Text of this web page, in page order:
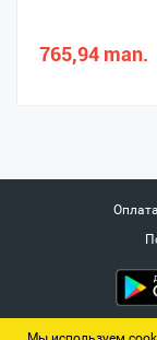
765,94 man.
Оплата